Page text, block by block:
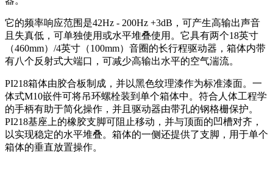
它的频率响应范围是42Hz - 200Hz +3dB，可产生高输出声音
且失真低，可单独使用或水平堆叠使用。它具有两个18英寸
（460mm）/4英寸（100mm）音圈的长行程驱动器，箱体内带
有八个反射式大端口，可减少高输出水平的空气湍流。
PI218箱体由胶合板制成，并以黑色纹理漆作为标准漆面。一
体式M10嵌件可将吊环螺栓装到单个箱体中。符合人体工程学
的手柄有助于简化操作，并且驱动器由带孔的钢格栅保护。
PI218基座上的橡胶支脚可阻止移动，并与顶面的凹槽对齐，
以实现稳定的水平堆叠。箱体的一侧还提供了支脚，用于单个
箱体的垂直放置操作。